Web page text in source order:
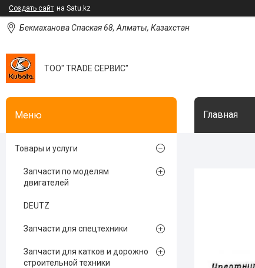
Создать сайт на Satu.kz
Бекмаханова Спаская 68, Алматы, Казахстан
ТОО" TRADE СЕРВИС"
Главная
Товары и услуги
Запчасти по моделям
двигателей
DEUTZ
Запчасти для спецтехники
Запчасти для катков и дорожно
строительной техники